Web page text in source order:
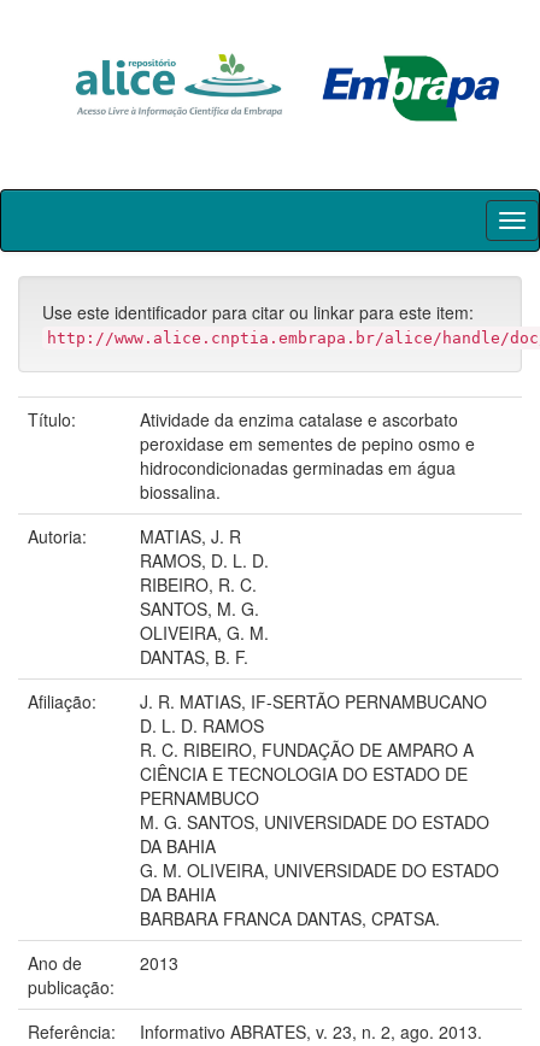
Skip
Use este identificador para citar ou linkar para este item:
http://www.alice.cnptia.embrapa.br/alice/handle/doc/
Título:
Atividade da enzima catalase e ascorbato
peroxidase em sementes de pepino osmo e
hidrocondicionadas germinadas em água
biossalina.
Autoria:
MATIAS, J. R
RAMOS, D. L. D.
RIBEIRO, R. C.
SANTOS, M. G.
OLIVEIRA, G. M.
DANTAS, B. F.
Afiliação:
J. R. MATIAS, IF-SERTÃO PERNAMBUCANO
D. L. D. RAMOS
R. C. RIBEIRO, FUNDAÇÃO DE AMPARO A
CIÊNCIA E TECNOLOGIA DO ESTADO DE
PERNAMBUCO
M. G. SANTOS, UNIVERSIDADE DO ESTADO
DA BAHIA
G. M. OLIVEIRA, UNIVERSIDADE DO ESTADO
DA BAHIA
BARBARA FRANCA DANTAS, CPATSA.
Ano de
publicação:
2013
Referência:
Informativo ABRATES, v. 23, n. 2, ago. 2013.